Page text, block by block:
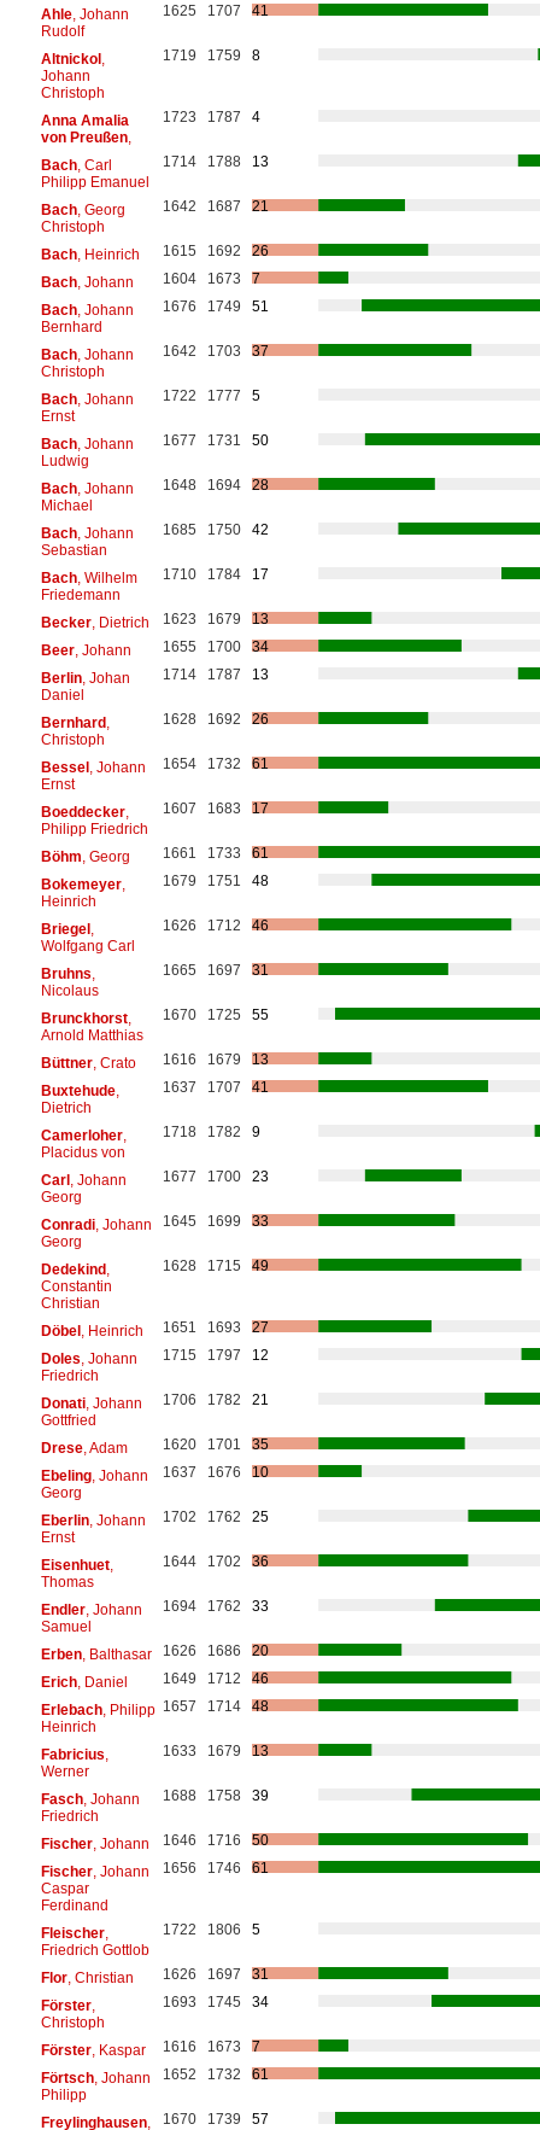
Ahle, Johann
Rudolf
1625 1707 41
Altnickol,
Johann
Christoph
1719 1759 8
Anna Amalia
von Preußen,
1723 1787 4
Bach, Carl
Philipp Emanuel
1714 1788 13
Bach, Georg
Christoph
1642 1687 21
Bach, Heinrich 1615 1692
26
Bach, Johann 1604 1673
7
Bach, Johann
Bernhard
1676 1749 51
Bach, Johann
Christoph
1642 1703 37
Bach, Johann
Ernst
1722 1777 5
Bach, Johann
Ludwig
1677 1731 50
Bach, Johann
Michael
1648 1694 28
Bach, Johann
Sebastian
1685 1750 42
Bach, Wilhelm
Friedemann
1710 1784 17
Becker, Dietrich 1623 1679
13
Beer, Johann 1655 1700
34
Berlin, Johan
Daniel
1714 1787 13
Bernhard,
Christoph
1628 1692 26
Bessel, Johann
Ernst
1654 1732 61
Boeddecker,
Philipp Friedrich
1607 1683 17
Böhm , Georg 1661 1733
61
Bokemeyer,
Heinrich
1679 1751 48
Briegel,
Wolfgang Carl
1626 1712 46
Bruhns
Nicolaus
1665 1697 31
Brunckhorst,
Arnold Matthias
1670 1725 55
Büttner, Crato 1616 1679
13
Buxtehude,
Dietrich
1637 1707 41
Camerloher,
Placidus von
1718 1782 9
Carl, Johann
Georg
1677 1700 23
Conradi, Johann
Georg
1645 1699 33
Dedekind,
Constantin
Christian
1628 1715 49
Döbel, Heinrich 1651 1693
27
Doles , Johann
Friedrich
1715 1797 12
Donati, Johann
Gottfried
1706 1782 21
Drese, Adam 1620 1701
35
Ebeling, Johann
Georg
1637 1676 10
Eberlin, Johann
Ernst
1702 1762 25
Eisenhuet,
Thomas
1644 1702 36
Endler, Johann
Samuel
1694 1762 33
Erben, Balthasar 1626 1686
20
Erich, Daniel 1649 1712
46
Erlebach, Philipp
Heinrich
1657 1714 48
Fabricius
Werner
1633 1679 13
Fasch, Johann
Friedrich
1688 1758 39
Fischer, Johann 1646 1716
50
Fischer, Johann
Caspar
Ferdinand
1656 1746 61
Fleischer,
Friedrich Gottlob
1722 1806 5
Flor, Christian 1626 1697
31
Förster,
Christoph
1693 1745 34
Förster, Kaspar 1616 1673
7
Förtsch, Johann
Philipp
1652 1732 61
Freylinghausen, 1670 1739 57